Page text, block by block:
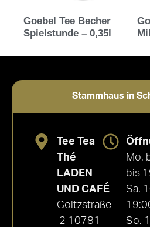
Goebel Tee Becher
Spielstunde – 0,35l
Stammhaus in
Tee Tea
Thé
LADEN
UND CAFÉ
Goltzstraße
2 10781
Mo.
bis
Sa.
So.